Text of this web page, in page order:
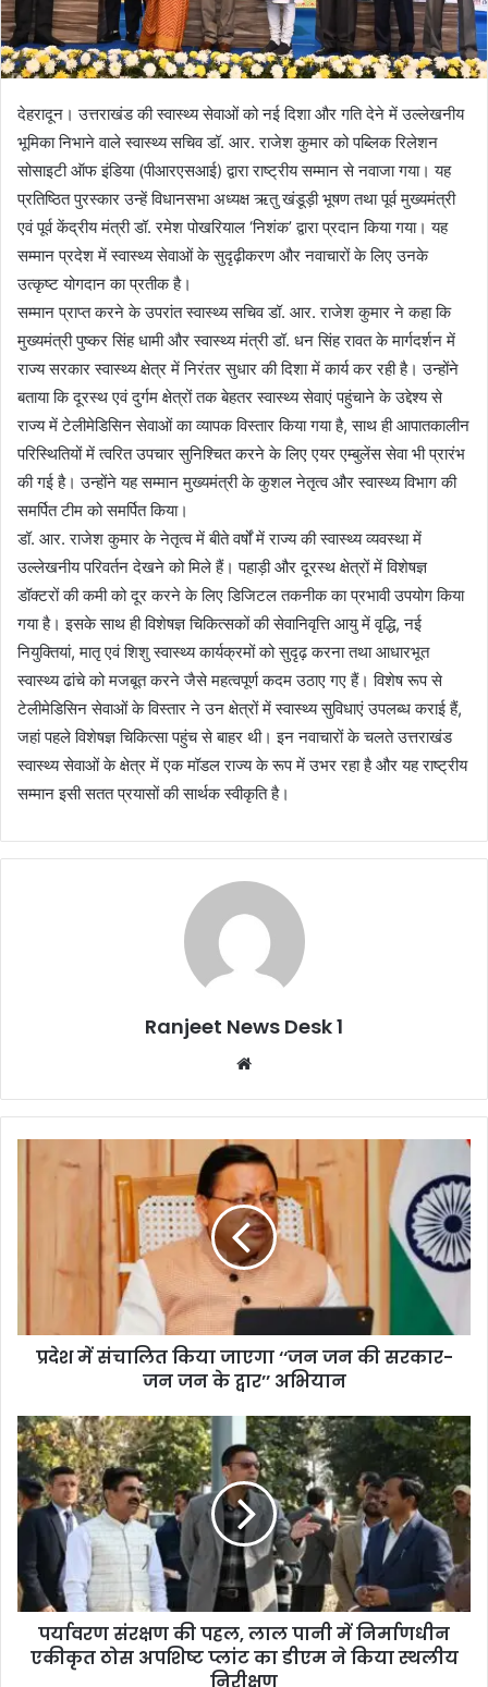
देहरादून। उत्तराखंड की स्वास्थ्य सेवाओं को नई दिशा और गति देने में उल्लेखनीय
भूमिका निभाने वाले स्वास्थ्य सचिव डॉ. आर. राजेश कुमार को पब्लिक रिलेशन
सोसाइटी ऑफ इंडिया (पीआरएसआई) द्वारा राष्ट्रीय सम्मान से नवाजा गया। यह
प्रतिष्ठित पुरस्कार उन्हें विधानसभा अध्यक्ष ऋतु खंडूड़ी भूषण तथा पूर्व मुख्यमंत्री
एवं पूर्व केंद्रीय मंत्री डॉ. रमेश पोखरियाल ‘निशंक’ द्वारा प्रदान किया गया। यह
सम्मान प्रदेश में स्वास्थ्य सेवाओं के सुदृढ़ीकरण और नवाचारों के लिए उनके
उत्कृष्ट योगदान का प्रतीक है।
सम्मान प्राप्त करने के उपरांत स्वास्थ्य सचिव डॉ. आर. राजेश कुमार ने कहा कि
मुख्यमंत्री पुष्कर सिंह धामी और स्वास्थ्य मंत्री डॉ. धन सिंह रावत के मार्गदर्शन में
राज्य सरकार स्वास्थ्य क्षेत्र में निरंतर सुधार की दिशा में कार्य कर रही है। उन्होंने
बताया कि दूरस्थ एवं दुर्गम क्षेत्रों तक बेहतर स्वास्थ्य सेवाएं पहुंचाने के उद्देश्य से
राज्य में टेलीमेडिसिन सेवाओं का व्यापक विस्तार किया गया है, साथ ही आपातकालीन
परिस्थितियों में त्वरित उपचार सुनिश्चित करने के लिए एयर एम्बुलेंस सेवा भी प्रारंभ
की गई है। उन्होंने यह सम्मान मुख्यमंत्री के कुशल नेतृत्व और स्वास्थ्य विभाग की
समर्पित टीम को समर्पित किया।
डॉ. आर. राजेश कुमार के नेतृत्व में बीते वर्षों में राज्य की स्वास्थ्य व्यवस्था में
उल्लेखनीय परिवर्तन देखने को मिले हैं। पहाड़ी और दूरस्थ क्षेत्रों में विशेषज्ञ
डॉक्टरों की कमी को दूर करने के लिए डिजिटल तकनीक का प्रभावी उपयोग किया
गया है। इसके साथ ही विशेषज्ञ चिकित्सकों की सेवानिवृत्ति आयु में वृद्धि, नई
नियुक्तियां, मातृ एवं शिशु स्वास्थ्य कार्यक्रमों को सुदृढ़ करना तथा आधारभूत
स्वास्थ्य ढांचे को मजबूत करने जैसे महत्वपूर्ण कदम उठाए गए हैं। विशेष रूप से
टेलीमेडिसिन सेवाओं के विस्तार ने उन क्षेत्रों में स्वास्थ्य सुविधाएं उपलब्ध कराई हैं,
जहां पहले विशेषज्ञ चिकित्सा पहुंच से बाहर थी। इन नवाचारों के चलते उत्तराखंड
स्वास्थ्य सेवाओं के क्षेत्र में एक मॉडल राज्य के रूप में उभर रहा है और यह राष्ट्रीय
सम्मान इसी सतत प्रयासों की सार्थक स्वीकृति है।
Ranjeet News Desk 1
te
प्रदेश में संचालित किया जाएगा ‘‘जन जन की सरकार-
जन जन के द्वार’’ अभियान
पर्यावरण संरक्षण की पहल, लाल पानी में निर्माणधीन
एकीकृत ठोस अपशिष्ट प्लांट का डीएम ने किया स्थलीय
निरीक्षण